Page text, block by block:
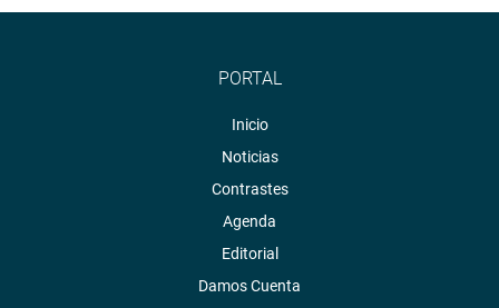
PORTAL
Inicio
Noticias
Contrastes
Agenda
Editorial
Damos Cuenta